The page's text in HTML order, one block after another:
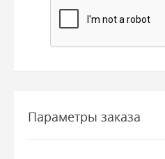
Параметры заказа